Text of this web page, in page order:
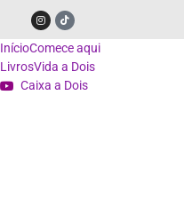
InícioComece aqui
LivrosVida a Dois
Caixa a Dois